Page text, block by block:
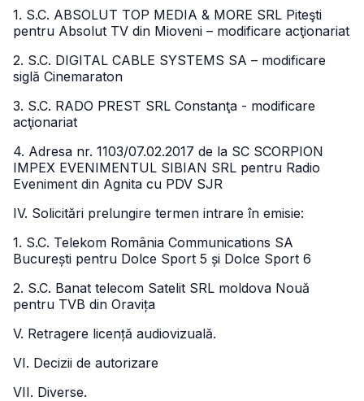
1. S.C. ABSOLUT TOP MEDIA & MORE SRL Piteşti
pentru Absolut TV din Mioveni – modificare acţionariat
2. S.C. DIGITAL CABLE SYSTEMS SA – modificare
siglă Cinemaraton
3. S.C. RADO PREST SRL Constanţa - modificare
acţionariat
4. Adresa nr. 1103/07.02.2017 de la SC SCORPION
IMPEX EVENIMENTUL SIBIAN SRL pentru Radio
Eveniment din Agnita cu PDV SJR
IV. Solicitări prelungire termen intrare în emisie:
1. S.C. Telekom România Communications SA
București pentru Dolce Sport 5 și Dolce Sport 6
2. S.C. Banat telecom Satelit SRL moldova Nouă
pentru TVB din Oravița
V. Retragere licență audiovizuală.
VI. Decizii de autorizare
VII. Diverse.